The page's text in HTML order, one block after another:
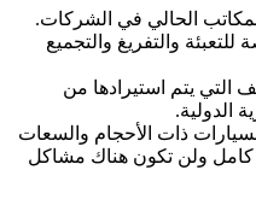
الحالي في الشركات.
للتعبئة والتفريغ والتجميع
التي يتم استيرادها من
الدولية.
ذات الأحجام والسعات
كامل ولن تكون هناك مشاكل